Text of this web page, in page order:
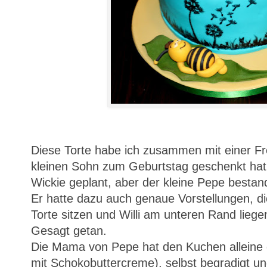
Diese Torte habe ich zusammen mit einer
kleinen Sohn zum Geburtstag geschenkt
Wickie geplant, aber der kleine Pepe
Er hatte dazu auch genaue Vorstellungen,
Torte sitzen und Willi am unteren Rand
Gesagt getan.
Die Mama von Pepe hat den Kuchen
mit Schokobuttercreme), selbst begradigt